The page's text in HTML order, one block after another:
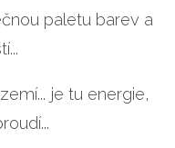
paletu barev a
je tu energie,